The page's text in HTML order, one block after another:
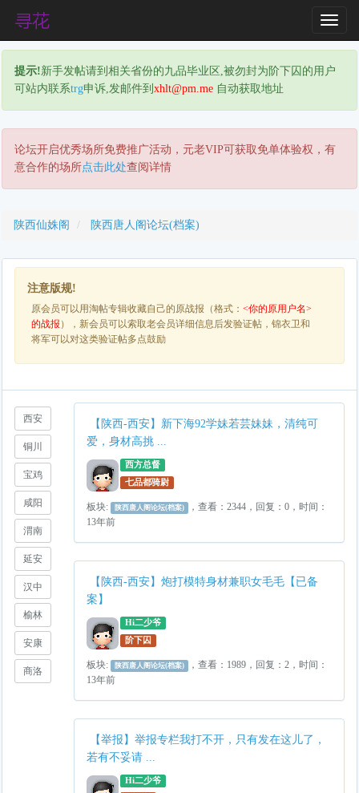
T
o
g
e
N
a
o
提示!新手发帖请到相关省份的九品毕业区,被勿封为阶下囚的用户
可站内联系trg申诉,发邮件到 xhlt@pm.me 自动获取地址
论坛开启优秀场所免费推广活动，元老VIP可获取免单体验权，有
意合作的场所点击此处查阅详情
陕西仙姝阁 陕西唐人阁论坛(档案)
注意版规!
原会员可以用淘帖专辑收藏自己的原战报（格式： <你的原用户名>
的战报 ），新会员可以索取老会员详细信息后发验证帖，锦衣卫和
将军可以对这类验证帖多点鼓励
西安
铜川
宝鸡
咸阳
渭南
延安
汉中
榆林
安康
商洛
【陕西-西安】新下海92学妹若芸妹妹，清纯可
爱，身材高挑 ...
西方总督
七品都骑尉
板块: 陕西唐人阁论坛(档案)
，查看：2344，回复：0，时间：
13年前
【陕西-西安】炮打模特身材兼职女毛毛【已备
案】
Hi二少爷
阶下囚
板块: 陕西唐人阁论坛(档案)
，查看：1989，回复：2，时间：
13年前
【举报】举报专栏我打不开，只有发在这儿了，
若有不妥请 ...
Hi二少爷